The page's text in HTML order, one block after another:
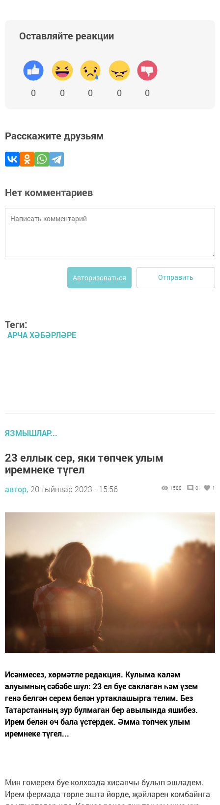
Оставляйте реакции
0 0 0 0 0
Расскажите друзьям
Нет комментариев
Авторизоваться Отправить
Теги:
АРЧА ХӘБӘРЛӘРЕ
ЯЗМЫШЛАР...
23 еллык сер, яки төпчек улым
иремнеке түгел
автор, 20 гыйнвар 2023 - 15:56 1588 0 1
Исәнмесез, хөрмәтле редакция. Кулыма каләм
алуымның сәбәбе шул: 23 ел буе саклаган һәм үзем
генә белгән серем белән уртаклашырга телим. Без
Татарстанның зур булмаган бер авылында яшибез.
Ирем белән өч бала үстердек. Әмма төпчек улым
иремнеке түгел...
Мин гомерем буе колхозда хисапчы булып эшләдем.
Ирем фермада төрле эштә йөрде, җәйләрен комбайнга